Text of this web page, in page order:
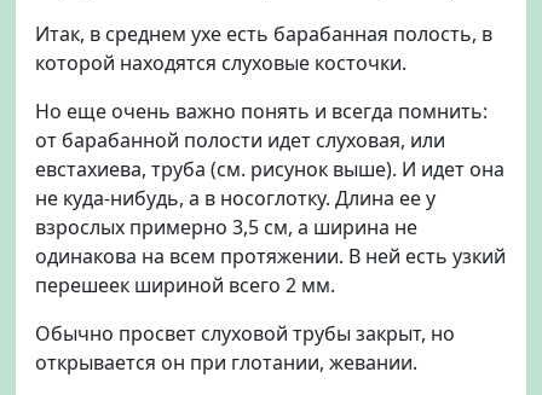
Итак, в среднем ухе есть барабанная полость, в
которой находятся слуховые косточки.
Но еще очень важно понять и всегда помнить:
от барабанной полости идет слуховая, или
евстахиева, труба (см. рисунок выше). И идет она
не куда-нибудь, а в носоглотку. Длина ее у
взрослых примерно 3,5 см, а ширина не
одинакова на всем протяжении. В ней есть узкий
перешеек шириной всего 2 мм.
Обычно просвет слуховой трубы закрыт, но
открывается он при глотании, жевании.